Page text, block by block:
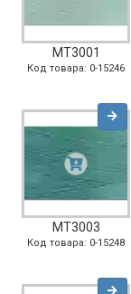
MT3001
Код товара: 0-15246
MT3003
Код товара: 0-15248